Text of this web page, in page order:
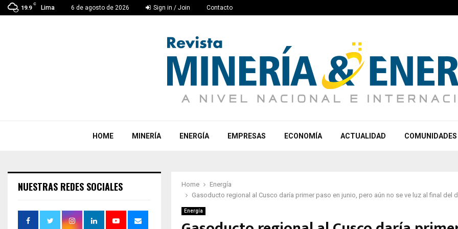
19.9
C
Lima 6 de agosto de 2026 Sign in / Join Contacto
HOME MINERÍA ENERGÍA EMPRESAS ECONOMÍA ACTUALIDAD COMUNIDADES
Home
Energía
Gasoducto regional al Cusco daría primer paso en junio, pero aún no se ve luz al final del
Energía
NUESTRAS REDES SOCIALES